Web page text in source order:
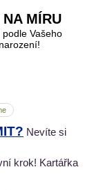
MÍRU
Vašeho
Nevíte si
krok! Kartářka